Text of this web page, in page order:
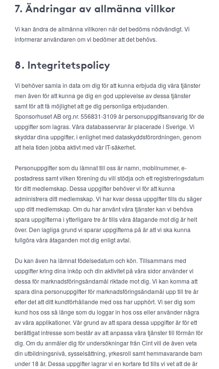
7. Ändringar av allmänna villkor
Vi kan ändra de allmänna villkoren när det bedöms nödvändigt. Vi
informerar användaren om vi bedömer att det behövs.
8. Integritetspolicy
Vi behöver samla in data om dig för att kunna erbjuda dig våra tjänster
men även för att kunna ge dig en god upplevelse av dessa tjänster
samt för att få möjlighet att ge dig personliga erbjudanden.
Sponsorhuset AB org.nr. 556831-3109 är personuppgiftsansvarig för de
uppgifter som lagras. Våra databasservrar är placerade i Sverige. Vi
skyddar dina uppgifter, i enlighet med dataskyddsförordningen, genom
att hela tiden jobba aktivt med vår IT-säkerhet.
Personuppgifter som du lämnat till oss är namn, mobilnummer, e-
postadress samt vilken förening du vill stödja och ett registreringsdatum
för ditt medlemskap. Dessa uppgifter behöver vi för att kunna
administrera ditt medlemskap. Vi har kvar dessa uppgifter tills du säger
upp ditt medlemskap. Om du har använt våra tjänster kan vi behöva
spara uppgifterna i ytterligare tre år tills våra åtagande mot dig är helt
över. Den lagliga grund vi sparar uppgifterna på är att vi ska kunna
fullgöra våra åtaganden mot dig enligt avtal.
Du kan även ha lämnat födelsedatum och kön. Tillsammans med
uppgifter kring dina inköp och din aktivitet på våra sidor använder vi
dessa för marknadsföringsändamål riktade mot dig. Vi kan komma att
spara dina personuppgifter för marknadsföringsändamål upp till tre år
efter det att ditt kundförhållande med oss har upphört. Vi ser dig som
kund hos oss så länge som du loggar in hos oss eller använder några
av våra applikationer. Vår grund av att spara dessa uppgifter är för ett
berättigat intresse som består av att anpassa våra tjänster till förmån för
dig. Om du anmäler dig för undersökningar från Cint vill de även veta
din utbildningsnivå, sysselsättning, yrkesroll samt hemmavarande barn
under 18 år. Dessa uppgifter lagrar vi en kortare tid tills vi vet att de är